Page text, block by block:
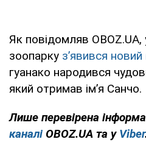
Як повідомляв OBOZ.UA,
зоопарку з’явився
гуанако народився
який отримав ім’я Санчо.
Лише перевірена
каналі OBOZ.UA та у Viber